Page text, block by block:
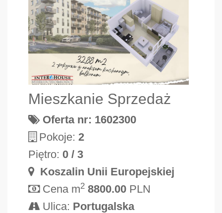
Mieszkanie Sprzedaż
Oferta nr: 1602300
Pokoje:2
Piętro: 0 / 3
Koszalin Unii Europejskiej
Cena m2 8800.00 PLN
Ulica: Portugalska